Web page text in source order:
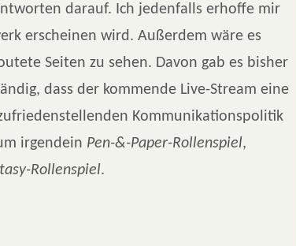
darauf. Ich jedenfalls erhoffe mir
erscheinen wird. Außerdem wäre es
Seiten zu sehen. Davon gab es bisher
dass der kommende Live-Stream eine
Kommunikationspolitik
irgendein Pen-&-Paper-Rollenspiel,
Rollenspiel.